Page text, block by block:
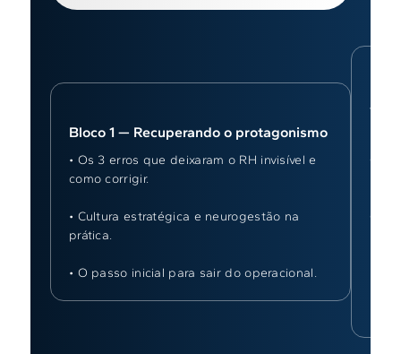
Bloco 1 — Recuperando o protagonismo
• Os 3 erros que deixaram o RH invisível e
como corrigir.
• Cultura estratégica e neurogestão na
prática.
• O passo inicial para sair do operacional.